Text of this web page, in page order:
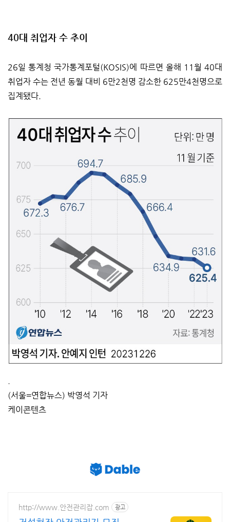
40대 취업자 수 추이
26일 통계청 국가통계포털(KOSIS)에 따르면 올해 11월 40대
취업자 수는 전년 동월 대비 6만2천명 감소한 625만4천명으로
집계됐다.
.
(서울=연합뉴스) 박영석 기자
케이콘텐츠
http://www.안전관리잡.com 광고